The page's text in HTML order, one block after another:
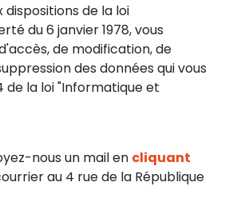
de la loi
du 6 janvier 1978, vous
de modification, de
des données qui vous
la loi "Informatique et
nous un mail en cliquant
au 4 rue de la République